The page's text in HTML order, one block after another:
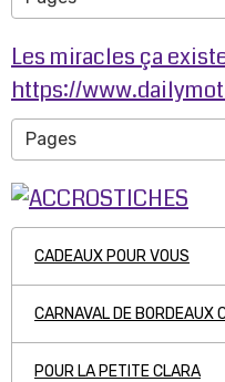
Les miracles ça
https://
CADEAUX POUR VOUS
CARNAVAL DE BORDEAUX
POUR LA PETITE CLARA